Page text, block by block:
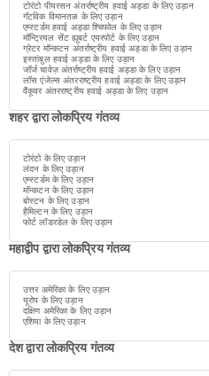
टोरंटो पीयरसन अंतर्राष्ट्रीय हवाई अड्डा के लिए उड़ान
गॅटविक विमानतळ के लिए उड़ान
एम्स्टर्डम हवाई अड्डा श्चिफोल के लिए उड़ान
मॉन्ट्रियल सेंट ह्यूबर्ट एयरपोर्ट के लिए उड़ान
ग्रेटर मॉन्कटन अंतर्राष्ट्रीय हवाई अड्डा के लिए उड़ान
इस्तांबुल हवाई अड्डा के लिए उड़ान
जॉर्ज चावेज़ अंतर्राष्ट्रीय हवाई अड्डा के लिए उड़ान
लॉस एंजेल्स अंतरराष्ट्रीय हवाई अड्डा के लिए उड़ान
वैंकूवर अंतरराष्ट्रीय हवाई अड्डा के लिए उड़ान
शहर द्वारा लोकप्रिय गंतव्य
टोरंटो के लिए उड़ान
लंदन के लिए उड़ान
एम्स्टर्डम के लिए उड़ान
मॉन्कटन के लिए उड़ान
बोस्टन के लिए उड़ान
हैमिल्टन के लिए उड़ान
फोर्ट लॉडरडेल के लिए उड़ान
महाद्वीप द्वारा लोकप्रिय गंतव्य
उत्तर अमेरिका के लिए उड़ान
यूरोप के लिए उड़ान
दक्षिण अमेरिका के लिए उड़ान
एशिया के लिए उड़ान
देश द्वारा लोकप्रिय गंतव्य